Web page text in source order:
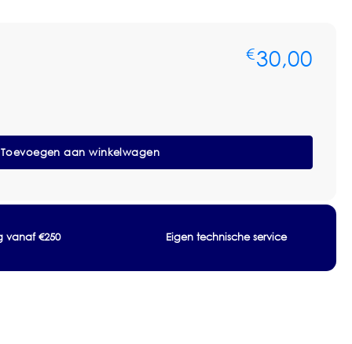
€30,00
Toevoegen aan winkelwagen
vanaf €250 Eigen technische service